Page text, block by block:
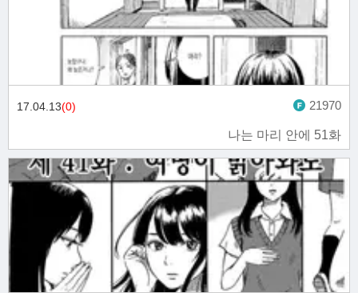
나는 마리 안에 51화
17.04.13(0) 21970